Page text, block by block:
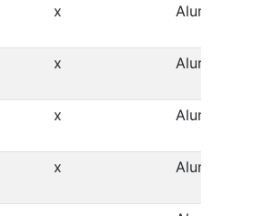
x Alumínio
x Alumínio
x Alumínio
x Alumínio